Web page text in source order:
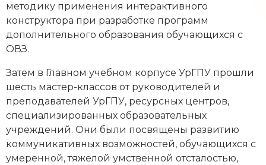
методику применения интерактивного
конструктора при разработке программ
дополнительного образования обучающихся с
ОВЗ.
Затем в Главном учебном корпусе УрГПУ прошли
шесть мастер-классов от руководителей и
преподавателей УрГПУ, ресурсных центров,
специализированных образовательных
учреждений. Они были посвящены развитию
коммуникативных возможностей, обучающихся с
умеренной, тяжелой умственной отсталостью,